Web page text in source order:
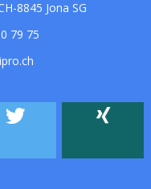
8845 Jona SG
79 75